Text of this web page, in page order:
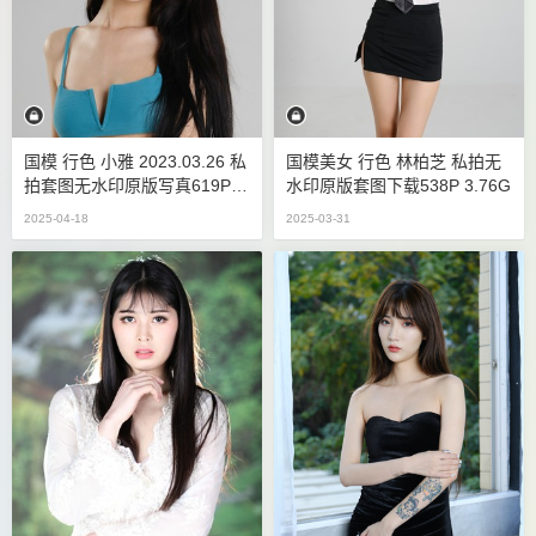
国模 行色 小雅 2023.03.26 私
拍套图无水印原版写真619P 6.
2025-04-18
国模美女 行色 林柏芝 私拍无
水印原版套图下载538P 3.76G
2025-03-31